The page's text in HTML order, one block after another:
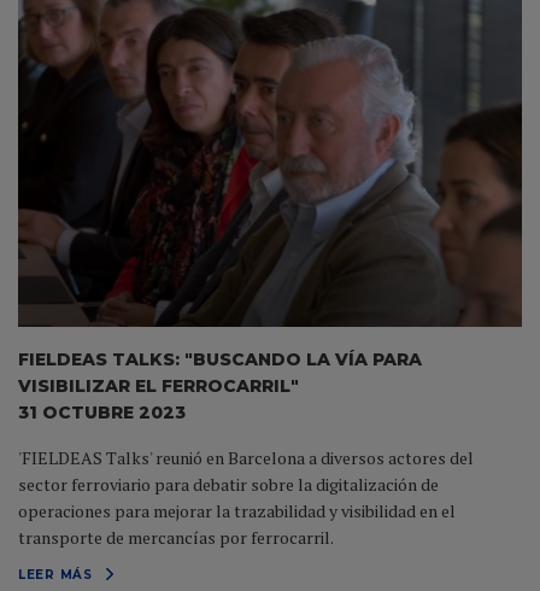
FIELDEAS TALKS: "BUSCANDO LA VÍA PARA
VISIBILIZAR EL FERROCARRIL"
31 OCTUBRE 2023
'FIELDEAS Talks' reunió en Barcelona a diversos actores del
sector ferroviario para debatir sobre la digitalización de
operaciones para mejorar la trazabilidad y visibilidad en el
transporte de mercancías por ferrocarril.
LEER MÁS